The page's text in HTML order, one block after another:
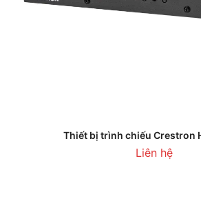
Thiết bị trình chiếu Crestron
Liên hệ